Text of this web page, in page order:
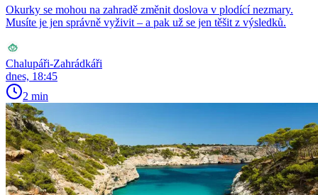
Okurky se mohou na zahradě změnit doslova v plodící nezmary.
Musíte je jen správně vyživit – a pak už se jen těšit z výsledků.
Chalupáři-Zahrádkáři
dnes, 18:45
2 min